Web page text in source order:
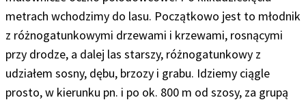
metrach wchodzimy do lasu. Początkowo jest to młodnik
z różnogatunkowymi drzewami i krzewami, rosnącymi
przy drodze, a dalej las starszy, różnogatunkowy z
udziałem sosny, dębu, brzozy i grabu. Idziemy ciągle
prosto, w kierunku pn. i po ok. 800 m od szosy, za grupą